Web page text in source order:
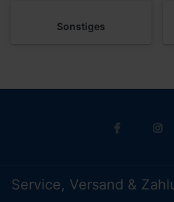
Sonstiges
Service, Versand &